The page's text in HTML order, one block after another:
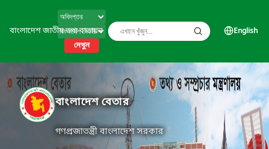
বাংলাদেশ জাতীয় তথ্য বাতায়ন
দেখুন
English
বাংলাদেশ বেতার
গণপ্রজাতন্ত্রী বাংলাদেশ সরকার